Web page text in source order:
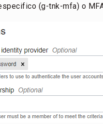
(g-tnk-mfa) o